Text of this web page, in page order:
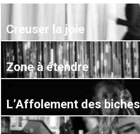
Creuser la joie
Zone à étendre
L’Affolement des biches